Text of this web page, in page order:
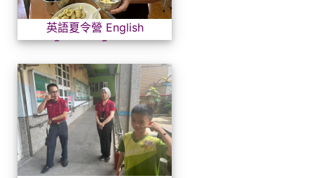
英語夏令營 English
Summer Camp-
20240708-0712
防空避難暨小小消防宣導員